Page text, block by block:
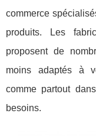
commerce
produits. Les
proposent de
moins adaptés à
comme partout
besoins.